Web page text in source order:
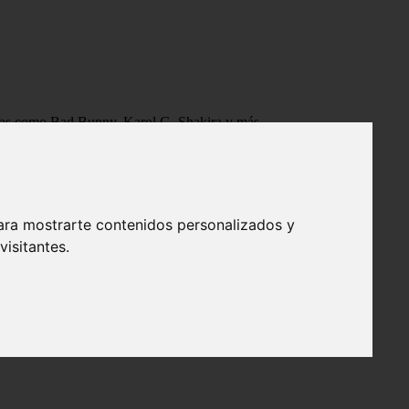
mostrarte contenidos personalizados y
como Bad Bunny, Karol G, Shakira y más.